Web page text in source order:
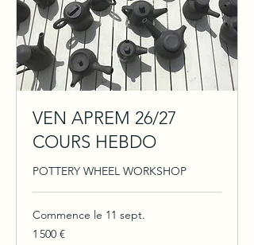
VEN APREM 26/27
COURS HEBDO
POTTERY WHEEL WORKSHOP
Commence le 11 sept.
1 500
euros
1 500 €